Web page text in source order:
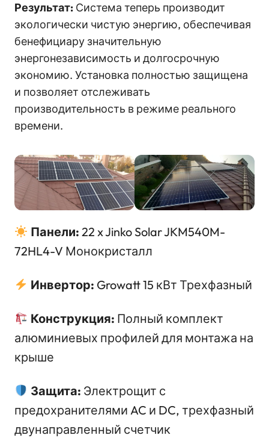
Результат: Система теперь производит
экологически чистую энергию, обеспечивая
бенефициару значительную
энергонезависимость и долгосрочную
экономию. Установка полностью защищена
и позволяет отслеживать
производительность в режиме реального
времени.
Панели: 22 x Jinko Solar JKM540M-
72HL4-V Монокристалл
Инвертор: Growatt 15 кВт Трехфазный
Конструкция: Полный комплект
алюминиевых профилей для монтажа на
крыше
Защита: Электрощит с
предохранителями AC и DC, трехфазный
двунаправленный счетчик